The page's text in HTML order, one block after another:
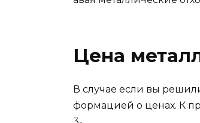
Цена
В случае если вы
формацией о ценах. К